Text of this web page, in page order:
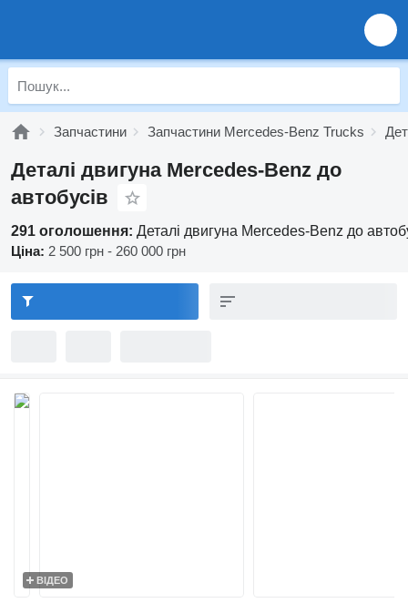
Запчастини Запчастини Mercedes-Benz Trucks
Деталі двигуна Mercedes-Benz до
автобусів
291 оголошення: Деталі двигуна Mercedes-Benz до
Ціна: 2 500 грн - 260 000 грн
ВІДЕО